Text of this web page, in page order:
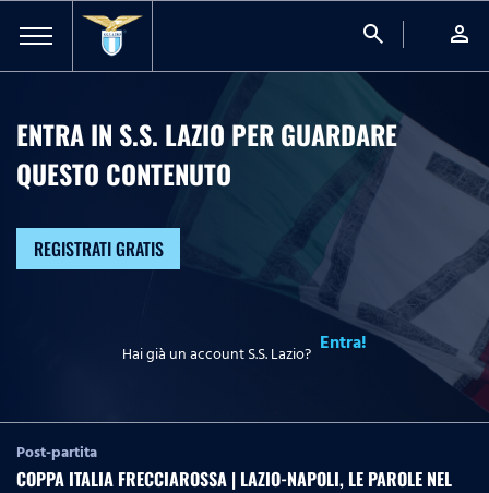
search person
ENTRA IN S.S. LAZIO PER GUARDARE
QUESTO CONTENUTO
REGISTRATI GRATIS
Hai già un account S.S. Lazio? Entra!
Post-partita
COPPA ITALIA FRECCIAROSSA | LAZIO-NAPOLI, LE PAROLE NEL